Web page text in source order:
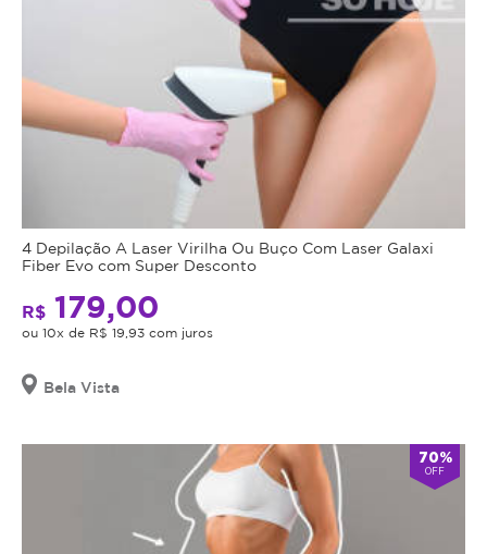
4 Depilação A Laser Virilha Ou Buço Com Laser Galaxi
Fiber Evo com Super Desconto
R$ 179,00
ou 10x de R$ 19,93 com juros
Bela Vista
70%
OFF